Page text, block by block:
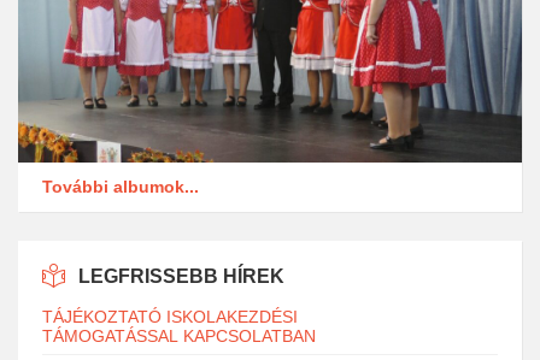
További albumok...
LEGFRISSEBB HÍREK
TÁJÉKOZTATÓ ISKOLAKEZDÉSI
TÁMOGATÁSSAL KAPCSOLATBAN